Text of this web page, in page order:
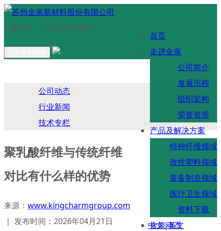
首页
走进金泉
公司简介
发展历程
组织架构
荣誉资质
产品及解决方案
特种纤维领域
改性塑料领域
装备制造领域
医疗卫生领域
资料下载
金泉动态
中文|英文
+微信号： 13773045687
公司动态
行业新闻
技术专栏
聚乳酸纤维与传统纤维
对比有什么样的优势
来源： www.kingcharmgroup.com
| 发布时间：2026年04月21日